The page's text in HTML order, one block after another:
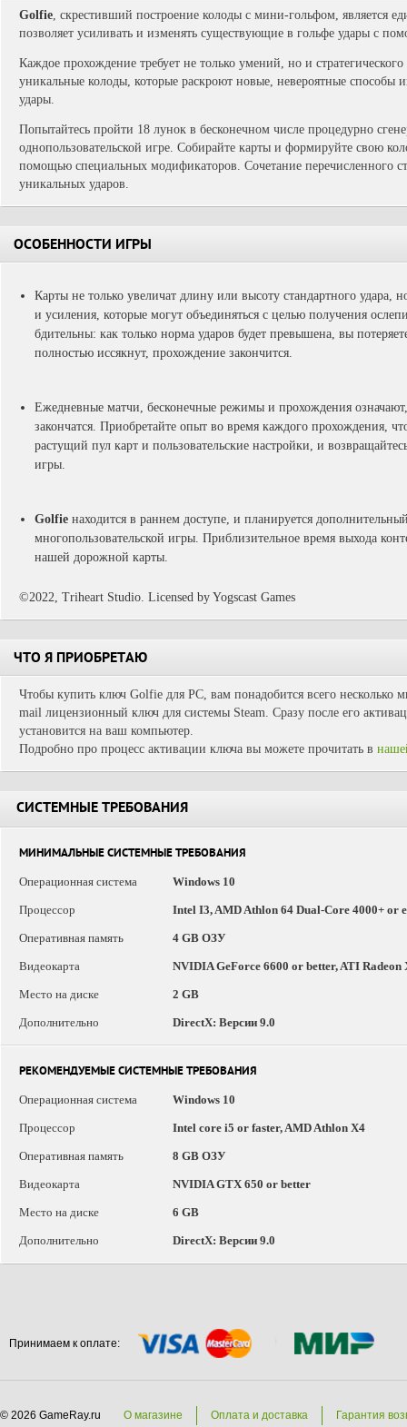
Golfie, скрестивший построение колоды с мини-гольфом, является
позволяет усиливать и изменять существующие в гольфе удары с
Каждое прохождение требует не только умений, но и
уникальные колоды, которые раскроют новые, невероятные способы
удары.
Попытайтесь пройти 18 лунок в бесконечном числе процедурно
однопользовательской игре. Собирайте карты и формируйте свою
помощью специальных модификаторов. Сочетание перечисленного
уникальных ударов.
ОСОБЕННОСТИ ИГРЫ
Карты не только увеличат длину или высоту стандартного удара,
и усиления, которые могут объединяться с целью получения
бдительны: как только норма ударов будет превышена, вы
полностью иссякнут, прохождение закончится.
Ежедневные матчи, бесконечные режимы и прохождения
закончатся. Приобретайте опыт во время каждого прохождения,
растущий пул карт и пользовательские настройки, и
игры.
Golfie находится в раннем доступе, и планируется
многопользовательской игры. Приблизительное время выхода
нашей дорожной карты.
©2022, Triheart Studio. Licensed by Yogscast Games
ЧТО Я ПРИОБРЕТАЮ
Чтобы купить ключ Golfie для PC, вам понадобится всего несколько
mail лицензионный ключ для системы Steam. Сразу после его
установится на ваш компьютер.
Подробно про процесс активации ключа вы можете прочитать в
СИСТЕМНЫЕ ТРЕБОВАНИЯ
МИНИМАЛЬНЫЕ СИСТЕМНЫЕ ТРЕБОВАНИЯ
Операционная система
Windows 10
Процессор Intel I3, AMD Athlon 64 Dual-Core 4000+ or
Оперативная память 4 GB ОЗУ
Видеокарта NVIDIA GeForce 6600 or better, ATI
Место на диске 2 GB
Дополнительно DirectX: Версии 9.0
РЕКОМЕНДУЕМЫЕ СИСТЕМНЫЕ ТРЕБОВАНИЯ
Операционная система
Windows 10
Процессор Intel core i5 or faster, AMD Athlon X4
Оперативная память 8 GB ОЗУ
Видеокарта NVIDIA GTX 650 or better
Место на диске 6 GB
Дополнительно DirectX: Версии 9.0
Принимаем к оплате:
© 2026 GameRay.ru О магазине Оплата и доставка Гарантия